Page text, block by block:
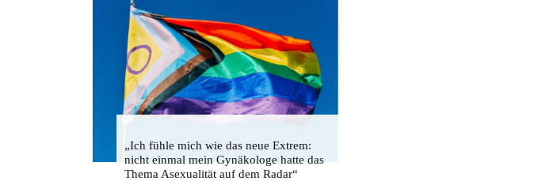
„Ich fühle mich wie das neue Extrem:
nicht einmal mein Gynäkologe hatte das
Thema Asexualität auf dem Radar“